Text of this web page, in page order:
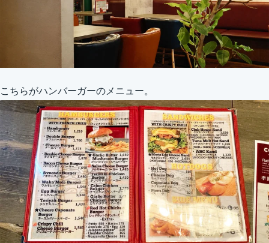
こちらがハンバーガーのメニュー。